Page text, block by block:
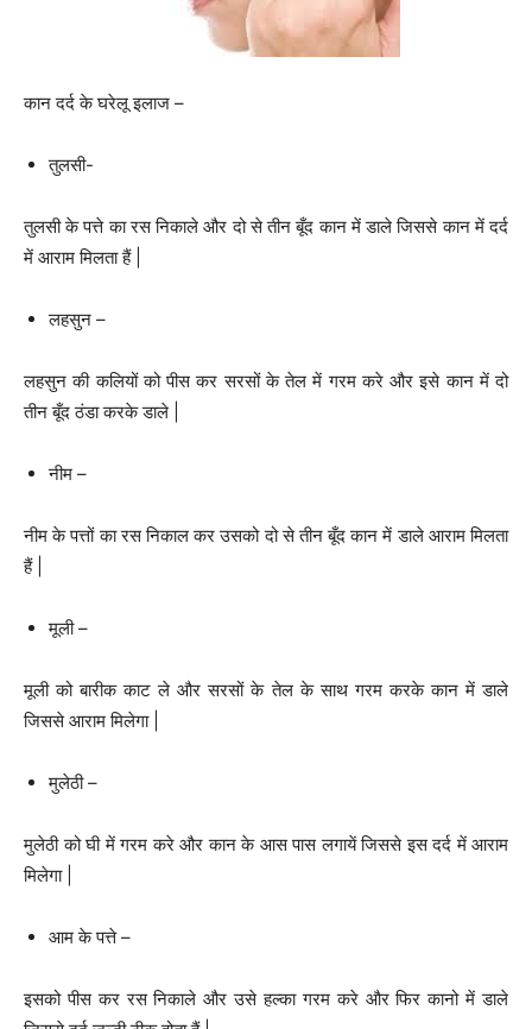
कान दर्द के घरेलू इलाज –
तुलसी-
तुलसी के पत्ते का रस निकाले और दो से तीन बूँद कान में डाले जिससे कान में दर्द
में आराम मिलता हैं |
लहसुन –
लहसुन की कलियों को पीस कर सरसों के तेल में गरम करे और इसे कान में दो
तीन बूँद ठंडा करके डाले |
नीम –
नीम के पत्तों का रस निकाल कर उसको दो से तीन बूँद कान में डाले आराम मिलता
हैं |
मूली –
मूली को बारीक काट ले और सरसों के तेल के साथ गरम करके कान में डाले
जिससे आराम मिलेगा |
मुलेठी –
मुलेठी को घी में गरम करे और कान के आस पास लगायें जिससे इस दर्द में आराम
मिलेगा |
आम के पत्ते –
इसको पीस कर रस निकाले और उसे हल्का गरम करे और फिर कानो में डाले